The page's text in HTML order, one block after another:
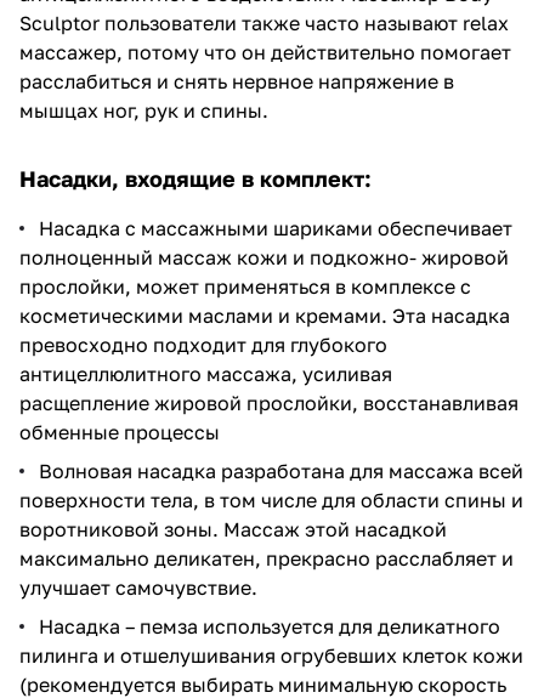
Sculptor пользователи также часто называют relax
массажер, потому что он действительно помогает
расслабиться и снять нервное напряжение в
мышцах ног, рук и спины.
Насадки, входящие в комплект:
Насадка с массажными шариками обеспечивает
полноценный массаж кожи и подкожно- жировой
прослойки, может применяться в комплексе с
косметическими маслами и кремами. Эта насадка
превосходно подходит для глубокого
антицеллюлитного массажа, усиливая
расщепление жировой прослойки, восстанавливая
обменные процессы
Волновая насадка разработана для массажа всей
поверхности тела, в том числе для области спины и
воротниковой зоны. Массаж этой насадкой
максимально деликатен, прекрасно расслабляет и
улучшает самочувствие.
Насадка – пемза используется для деликатного
пилинга и отшелушивания огрубевших клеток кожи
(рекомендуется выбирать минимальную скорость